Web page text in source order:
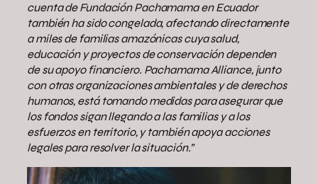
cuenta de Fundación Pachamama en Ecuador
también ha sido congelada, afectando directamente
a miles de familias amazónicas cuya salud,
educación y proyectos de conservación dependen
de su apoyo financiero. Pachamama Alliance, junto
con otras organizaciones ambientales y de derechos
humanos, está tomando medidas para asegurar que
los fondos sigan llegando a las familias y a los
esfuerzos en territorio, y también apoya acciones
legales para resolver la situación.”